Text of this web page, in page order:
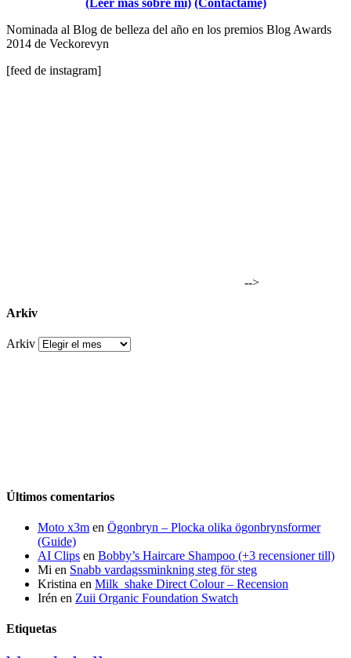
Nominada al Blog de belleza del año en los premios Blog Awards
2014 de Veckorevyn
[feed de instagram]
-->
Arkiv
Arkiv
Últimos comentarios
Moto x3m en Ögonbryn – Plocka olika ögonbrynsformer
(Guide)
AI Clips en Bobby’s Haircare Shampoo (+3 recensioner till)
Mi en Snabb vardagssminkning steg för steg
Kristina en Milk_shake Direct Colour – Recension
Irén en Zuii Organic Foundation Swatch
Etiquetas